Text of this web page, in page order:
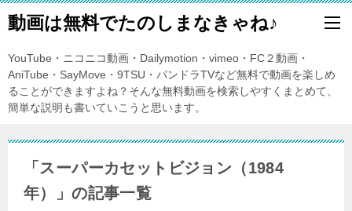
動画は無料でたのしまなきゃね♪
YouTube・ニコニコ動画・Dailymotion・vimeo・FC２動画・
AniTube・SayMove・9TSU・パンドラTVなど無料で動画を楽しめ
ることができますよね？そんな無料動画を検索しやすくまとめて、
簡単な説明も書いていこうと思います。
「スーパーカセットビジョン（1984
年）」の記事一覧